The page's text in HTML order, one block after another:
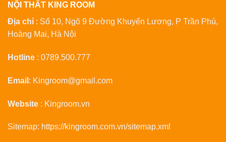
NỘI THẤT KING ROOM
Địa chỉ : Số 10, Ngõ 9 Đường Khuyến Lương, P Trần Phú,
Hoàng Mai, Hà Nội
Hotline : 0789.500.777
Email : Kingroom@gmail.com
Website : Kingroom.vn
Sitemap: https://kingroom.com.vn/sitemap.xml